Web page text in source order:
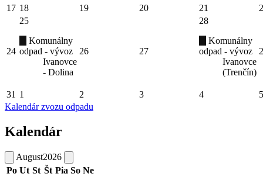
17 18 19 20 21
24
25
Komunálny
odpad - vývoz
Ivanovce
- Dolina
26 27
28
Komunálny
odpad - vývoz
Ivanovce
(Trenčín)
31 1 2 3 4
5
Kalendár zvozu odpadu
Kalendár
August2026
Po Ut St Št Pia So Ne